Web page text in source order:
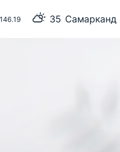
35 Самарканд